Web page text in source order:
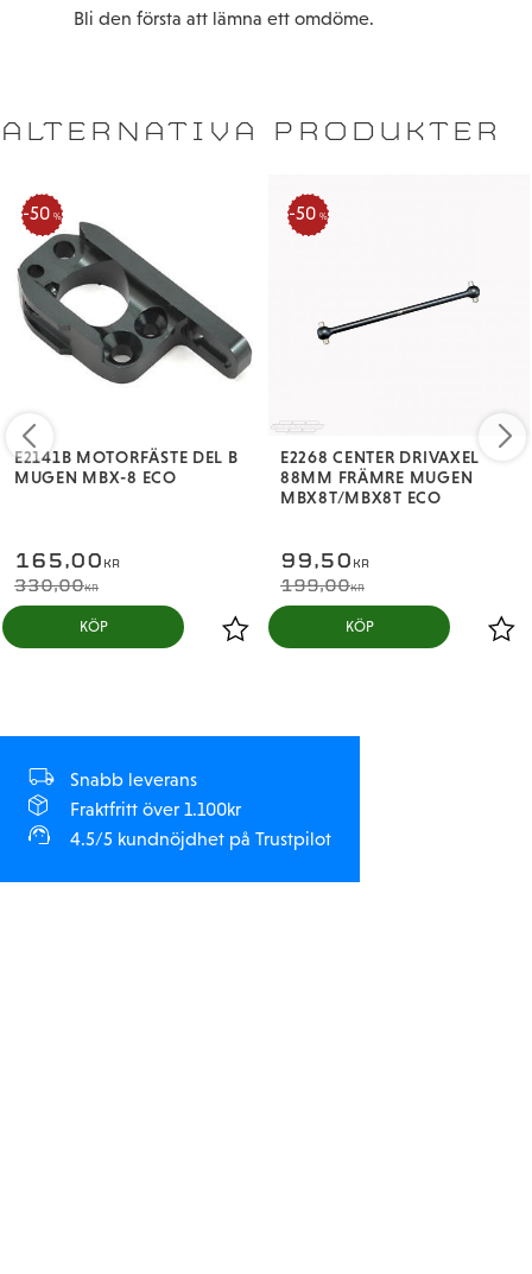
Bli den första att lämna ett omdöme.
ALTERNATIVA PRODUKTER
E2141B MOTORFÄSTE DEL B
MUGEN MBX-8 ECO
165,00 KR
330,00KR
50 %
KÖP
E2268 CENTER DRIVAXEL
88MM FRÄMRE MUGEN
MBX8T/MBX8T ECO
99,50 KR
199,00KR
50 %
KÖP
Snabb leverans
Fraktfritt över 1.100kr
4.5/5 kundnöjdhet på Trustpilot